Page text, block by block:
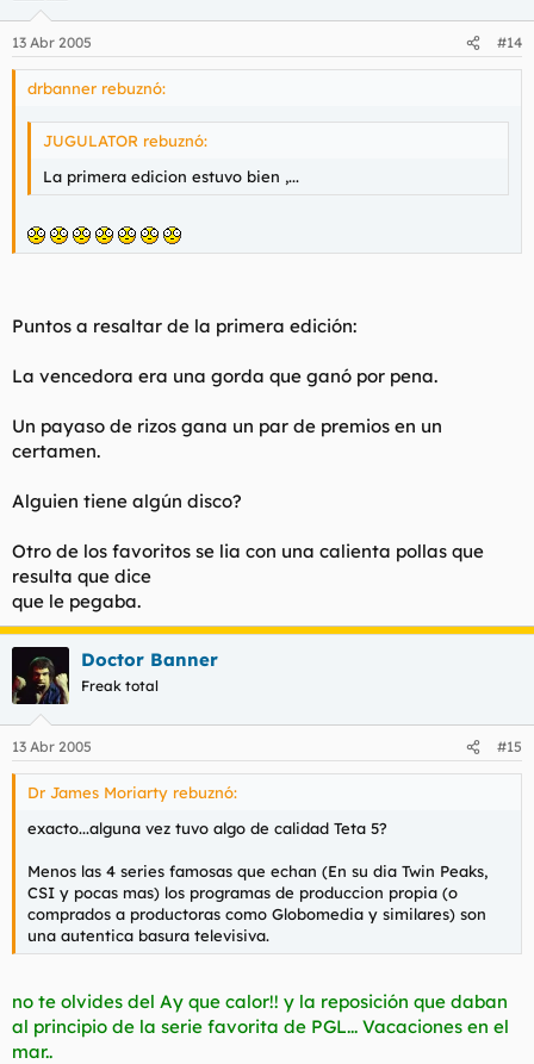
13 Abr 2005 #14
drbanner rebuznó:
JUGULATOR rebuznó:
La primera edicion estuvo bien ,...
Puntos a resaltar de la primera edición:
La vencedora era una gorda que ganó por pena.
Un payaso de rizos gana un par de premios en un
certamen.
Alguien tiene algún disco?
Otro de los favoritos se lia con una calienta pollas que
resulta que dice
que le pegaba.
Doctor Banner
Freak total
13 Abr 2005 #15
Dr James Moriarty rebuznó:
exacto...alguna vez tuvo algo de calidad Teta 5?
Menos las 4 series famosas que echan (En su dia Twin Peaks,
CSI y pocas mas) los programas de produccion propia (o
comprados a productoras como Globomedia y similares) son
una autentica basura televisiva.
no te olvides del Ay que calor!! y la reposición que daban
al principio de la serie favorita de PGL... Vacaciones en el
mar..